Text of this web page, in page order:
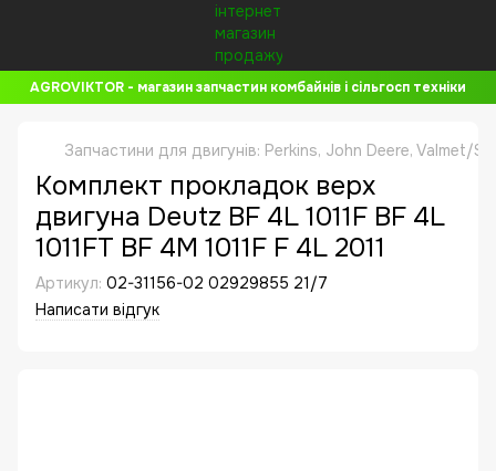
AGROVIKTOR - магазин запчастин комбайнів і сільгосп техніки
Запчастини для двигунів: Perkins, John Deere, Valmet/
Комплект прокладок верх
двигуна Deutz BF 4L 1011F BF 4L
1011FT BF 4M 1011F F 4L 2011
Артикул: 02-31156-02 02929855 21/7
Написати відгук